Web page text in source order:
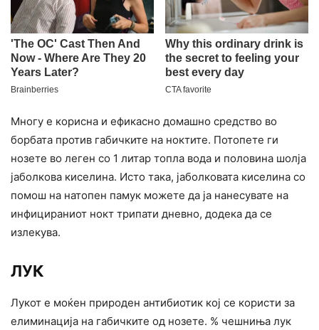
Многу е корисна и ефикасно домашно средство во
борбата против габичките на ноктите. Потопете ги
нозете во леген со 1 литар топла вода и половина шолја
јаболкова киселина. Исто така, јаболковата киселина со
помош на натопен памук можете да ја нанесувате на
инфицираниот нокт трипати дневно, додека да се
излекува.
ЛУК
Лукот е моќен природен антибиотик кој се користи за
елиминација на габичките од нозете. % чешниња лук